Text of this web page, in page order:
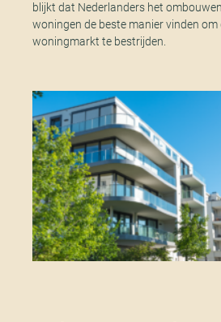
blijkt dat Nederlanders het
woningen de beste manier vinden om
woningmarkt te bestrijden.